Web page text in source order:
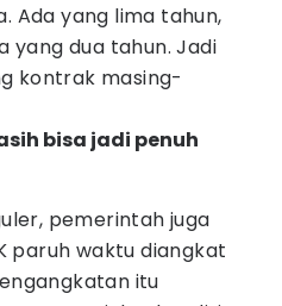
Ada yang lima tahun,
yang dua tahun. Jadi
kontrak masing-
bisa jadi penuh
pemerintah juga
paruh waktu diangkat
itu